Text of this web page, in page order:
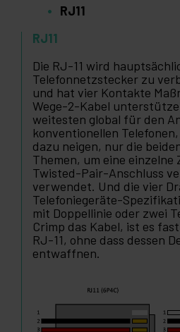
RJ11
RJ11
Die RJ-11 wird
Telefonnetzstecker zu
und hat vier Kontakte
Wege-2-Kabel
weitesten global für den
konventionellen
dazu neigen, nur die
Themen, um eine einzelne
Twisted-Pair-Anschluss
verwendet. Und die vier
Telefoniegeräte-
mit Doppellinie oder zwei
Crimp das Kabel, ist es
RJ-11, ohne dass dessen
entwaffnen.